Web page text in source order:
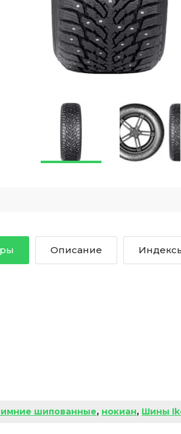
Описание
шипованные, нокиан, Шины